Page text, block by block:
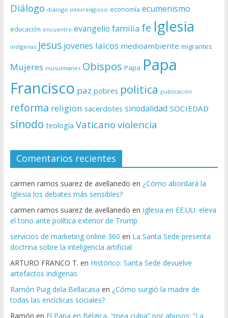
Diálogo diálogo interreligioso economía ecumenismo
educación encuentro evangelio familia fe Iglesia
indígenas Jesus jovenes laicos medioambiente migrantes
Mujeres musulmanes Obispos Papa Papa
Francisco paz pobres politica publicación
reforma religion sacerdotes sinodalidad SOCIEDAD
sínodo teología Vaticano violencia
Comentarios recientes
carmen ramos suarez de avellanedo en ¿Cómo abordará la
Iglesia los debates más sensibles?
carmen ramos suarez de avellanedo en Iglesia en EE.UU. eleva
el tono ante política exterior de Trump
servicios de marketing online 360 en La Santa Sede presenta
doctrina sobre la inteligencia artificial
ARTURO FRANCO T. en Histórico: Santa Sede devuelve
artefactos indígenas
Ramón Puig dela Bellacasa en ¿Cómo surgió la madre de
todas las encíclicas sociales?
Ramón en El Papa en Bélgica, “mea culpa” por abusos: “La